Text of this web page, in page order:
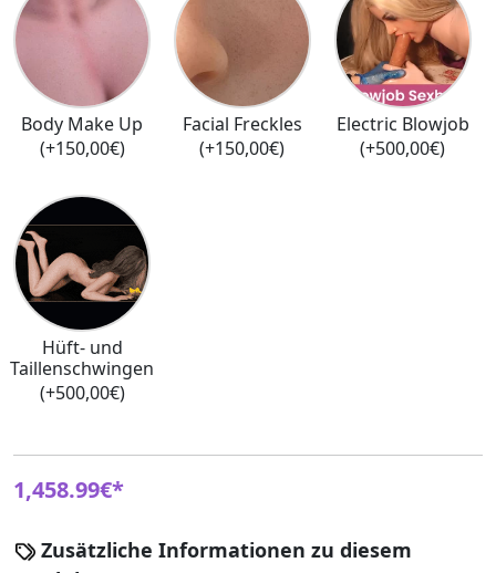
Body Make Up
(+150,00€)
Facial Freckles
(+150,00€)
Electric Blowjob
(+500,00€)
Hüft- und
Taillenschwingen
(+500,00€)
1,458.99€*
Zusätzliche Informationen zu diesem